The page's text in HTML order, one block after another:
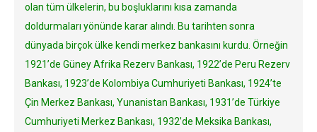
olan tüm ülkelerin, bu boşluklarını kısa zamanda
doldurmaları yönünde karar alındı. Bu tarihten sonra
dünyada birçok ülke kendi merkez bankasını kurdu. Örneğin
1921’de Güney Afrika Rezerv Bankası, 1922’de Peru Rezerv
Bankası, 1923’de Kolombiya Cumhuriyeti Bankası, 1924’te
Çin Merkez Bankası, Yunanistan Bankası, 1931’de Türkiye
Cumhuriyeti Merkez Bankası, 1932’de Meksika Bankası,